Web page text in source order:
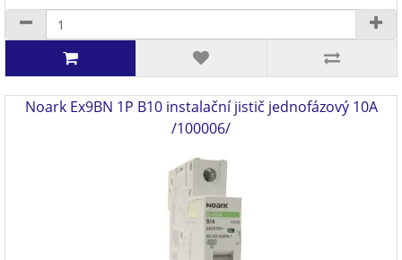
Noark Ex9BN 1P B10 instalační jistič jednofázový 10A
/100006/